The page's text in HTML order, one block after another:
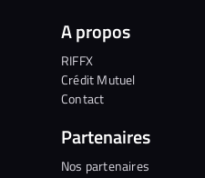
A propos
RIFFX
Crédit Mutuel
Contact
Partenaires
Nos partenaires